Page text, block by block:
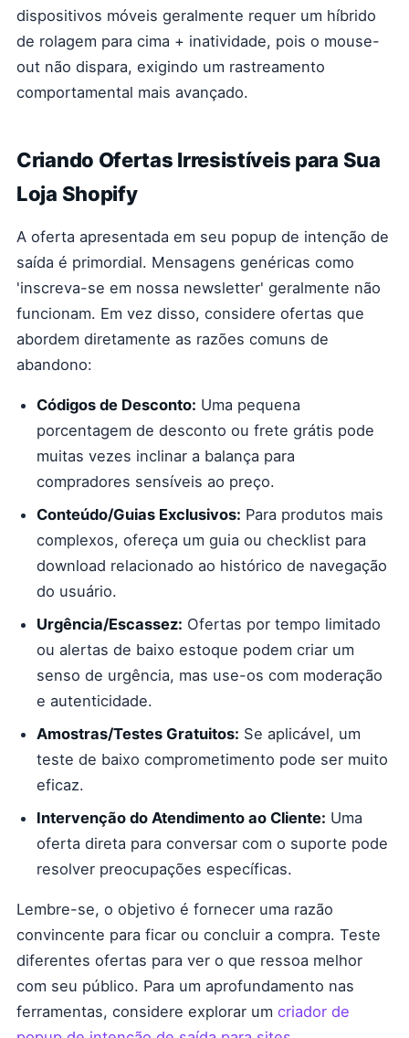
dispositivos móveis geralmente requer um híbrido
de rolagem para cima + inatividade, pois o mouse-
out não dispara, exigindo um rastreamento
comportamental mais avançado.
Criando Ofertas Irresistíveis para Sua
Loja Shopify
A oferta apresentada em seu popup de intenção de
saída é primordial. Mensagens genéricas como
'inscreva-se em nossa newsletter' geralmente não
funcionam. Em vez disso, considere ofertas que
abordem diretamente as razões comuns de
abandono:
Códigos de Desconto: Uma pequena
porcentagem de desconto ou frete grátis pode
muitas vezes inclinar a balança para
compradores sensíveis ao preço.
Conteúdo/Guias Exclusivos: Para produtos mais
complexos, ofereça um guia ou checklist para
download relacionado ao histórico de navegação
do usuário.
Urgência/Escassez: Ofertas por tempo limitado
ou alertas de baixo estoque podem criar um
senso de urgência, mas use-os com moderação
e autenticidade.
Amostras/Testes Gratuitos: Se aplicável, um
teste de baixo comprometimento pode ser muito
eficaz.
Intervenção do Atendimento ao Cliente: Uma
oferta direta para conversar com o suporte pode
resolver preocupações específicas.
Lembre-se, o objetivo é fornecer uma razão
convincente para ficar ou concluir a compra. Teste
diferentes ofertas para ver o que ressoa melhor
com seu público. Para um aprofundamento nas
ferramentas, considere explorar um criador de